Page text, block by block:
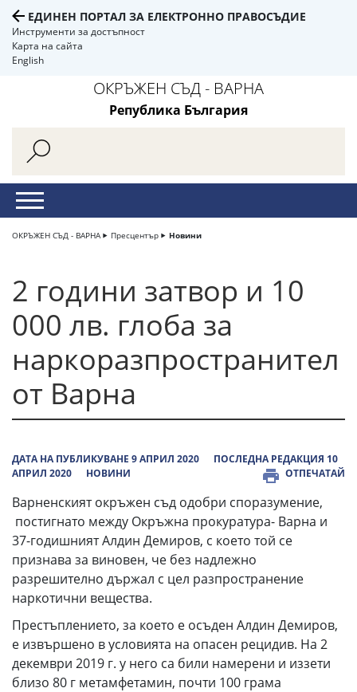
ЕДИНЕН ПОРТАЛ ЗА ЕЛЕКТРОННО ПРАВОСЪДИЕ
Инструменти за достъпност
Карта на сайта
English
ОКРЪЖЕН СЪД - ВАРНА
Република България
ОКРЪЖЕН СЪД - ВАРНА Пресцентър Новини
2 години затвор и 10
000 лв. глоба за
наркоразпространител
от Варна
ДАТА НА ПУБЛИКУВАНЕ 9 АПРИЛ 2020
ПОСЛЕДНА РЕДАКЦИЯ 10
АПРИЛ 2020
НОВИНИ ОТПЕЧАТАЙ
Варненският окръжен съд одобри споразумение,
постигнато между Окръжна прокуратура- Варна и
37-годишният Алдин Демиров, с което той се
признава за виновен, че без надлежно
разрешително държал с цел разпространение
наркотични вещества.
Престъплението, за което е осъден Алдин Демиров,
е извършено в условията на опасен рецидив. На 2
декември 2019 г. у него са били намерени и иззети
близо 80 г метамфетамин, почти 100 грама